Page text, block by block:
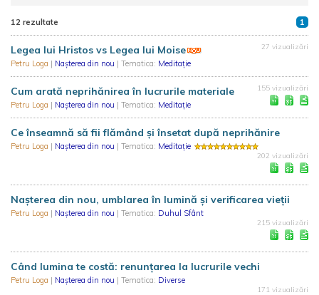
12 rezultate 1
Legea lui Hristos vs Legea lui Moise
Petru Loga | Nașterea din nou | Tematica: Meditație
27 vizualizări
Cum arată neprihănirea în lucrurile materiale
Petru Loga | Nașterea din nou | Tematica: Meditație
155 vizualizări
Ce înseamnă să fii flămând și însetat după neprihănire
Petru Loga | Nașterea din nou | Tematica: Meditație
202 vizualizări
Nașterea din nou, umblarea în lumină și verificarea vieții
Petru Loga | Nașterea din nou | Tematica: Duhul Sfânt
215 vizualizări
Când lumina te costă: renunțarea la lucrurile vechi
Petru Loga | Nașterea din nou | Tematica: Diverse
171 vizualizări